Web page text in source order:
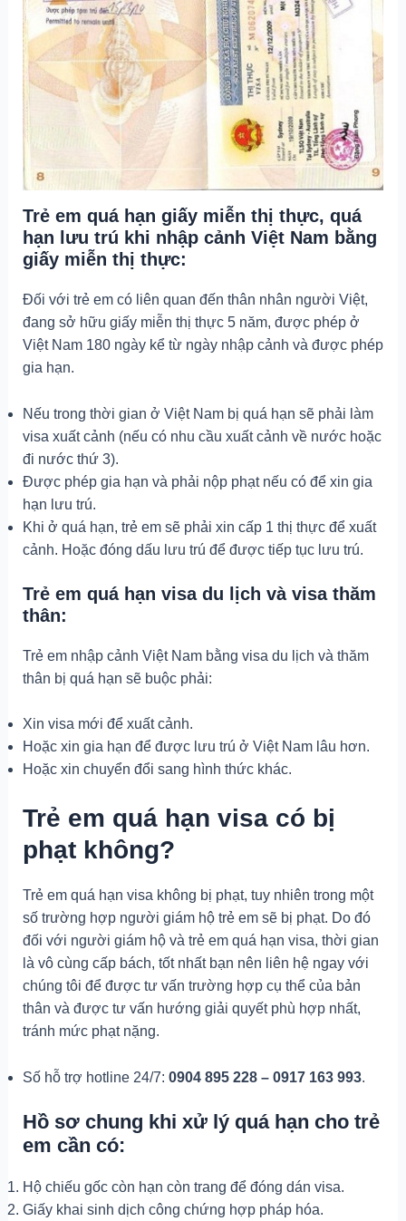
Trẻ em quá hạn giấy miễn thị thực, quá
hạn lưu trú khi nhập cảnh Việt Nam bằng
giấy miễn thị thực:
Đối với trẻ em có liên quan đến thân nhân người Việt,
đang sở hữu giấy miễn thị thực 5 năm, được phép ở
Việt Nam 180 ngày kể từ ngày nhập cảnh và được phép
gia hạn.
Nếu trong thời gian ở Việt Nam bị quá hạn sẽ phải làm
visa xuất cảnh (nếu có nhu cầu xuất cảnh về nước hoặc
đi nước thứ 3).
Được phép gia hạn và phải nộp phạt nếu có để xin gia
hạn lưu trú.
Khi ở quá hạn, trẻ em sẽ phải xin cấp 1 thị thực để xuất
cảnh. Hoặc đóng dấu lưu trú để được tiếp tục lưu trú.
Trẻ em quá hạn visa du lịch và visa thăm
thân:
Trẻ em nhập cảnh Việt Nam bằng visa du lịch và thăm
thân bị quá hạn sẽ buộc phải:
Xin visa mới để xuất cảnh.
Hoặc xin gia hạn để được lưu trú ở Việt Nam lâu hơn.
Hoặc xin chuyển đổi sang hình thức khác.
Trẻ em quá hạn visa có bị
phạt không?
Trẻ em quá hạn visa không bị phạt, tuy nhiên trong một
số trường hợp người giám hộ trẻ em sẽ bị phạt. Do đó
đối với người giám hộ và trẻ em quá hạn visa, thời gian
là vô cùng cấp bách, tốt nhất bạn nên liên hệ ngay với
chúng tôi để được tư vấn trường hợp cụ thể của bản
thân và được tư vấn hướng giải quyết phù hợp nhất,
tránh mức phạt nặng.
Số hỗ trợ hotline 24/7: 0904 895 228 – 0917 163 993.
Hồ sơ chung khi xử lý quá hạn cho trẻ
em cần có:
Hộ chiếu gốc còn hạn còn trang để đóng dán visa.
Giấy khai sinh dịch công chứng hợp pháp hóa.